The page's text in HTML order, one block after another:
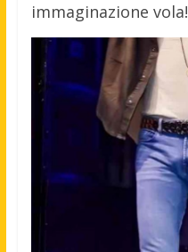
immaginazione vola!